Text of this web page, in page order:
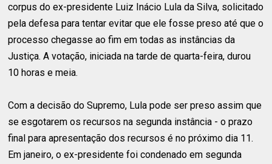
corpus do ex-presidente Luiz Inácio Lula da Silva, solicitado
pela defesa para tentar evitar que ele fosse preso até que o
processo chegasse ao fim em todas as instâncias da
Justiça. A votação, iniciada na tarde de quarta-feira, durou
10 horas e meia.
Com a decisão do Supremo, Lula pode ser preso assim que
se esgotarem os recursos na segunda instância - o prazo
final para apresentação dos recursos é no próximo dia 11.
Em janeiro, o ex-presidente foi condenado em segunda